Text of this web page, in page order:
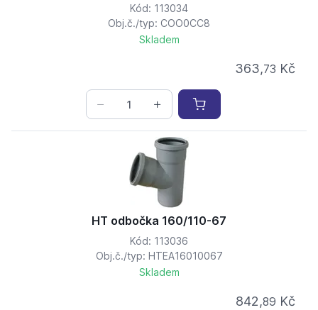
Kód: 113034
Obj.č./typ: COO0CC8
Skladem
363,73 Kč
HT odbočka 160/110-67
Kód: 113036
Obj.č./typ: HTEA16010067
Skladem
842,89 Kč